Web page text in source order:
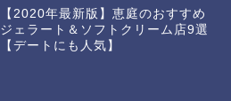
【2020年最新版】恵庭のおすすめ
ジェラート＆ソフトクリーム店9選
【デートにも人気】